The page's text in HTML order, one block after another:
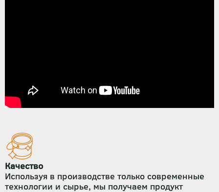
Качество
Используя в производстве только современные
технологии и сырье, мы получаем продукт